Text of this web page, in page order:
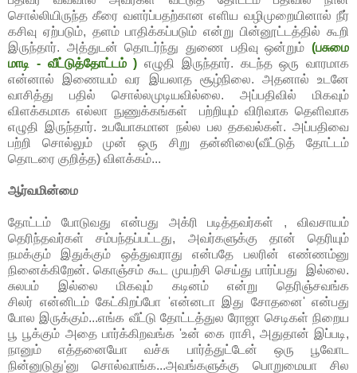
சொல்லியிருந்த கீரை வளர்ப்பதற்கான எளிய வழிமுறையினால் நீர்
கசிவு ஏற்படும், தளம் பாதிக்கப்படும் என்று பின்னூட்டத்தில் கூறி
இருந்தார். அத்துடன் தொடர்ந்து துணை பதிவு ஒன்றும் (பசுமை
மாடி - வீட்டுத்தோட்டம் ) எழுதி இருந்தார். கடந்த ஒரு வாரமாக
என்னால் இணையம் வர இயலாத சூழ்நிலை. அதனால் உடனே
வாசித்து பதில் சொல்லமுடியவில்லை. அப்பதிவில் மிகவும்
விளக்கமாக எல்லா நுணுக்கங்கள் பற்றியும் விரிவாக தெளிவாக
எழுதி இருந்தார். உபயோகமான நல்ல பல தகவல்கள். அப்பதிவை
பற்றி சொல்லும் முன் ஒரு சிறு தன்னிலை(வீட்டுத் தோட்டம்
தொடரை குறித்த) விளக்கம்...
ஆர்வமின்மை
தோட்டம் போடுவது என்பது அக்ரி படித்தவர்கள் , விவசாயம்
தெரிந்தவர்கள் சம்பந்தப்பட்டது, அவர்களுக்கு தான் தெரியும்
நமக்கும் இதுக்கும் ஒத்துவராது என்பதே பலரின் எண்ணம்னு
நினைக்கிறேன். கொஞ்சம் கூட முயற்சி செய்து பார்ப்பது இல்லை.
சுலபம் இல்லை மிகவும் கடினம் என்று தெரிஞ்சவங்க
சிலர் என்னிடம் கேட்கிறப்போ 'என்னடா இது சோதனை' என்பது
போல இருக்கும்...எங்க வீட்டு தோட்டத்துல ரோஜா செடிகள் நிறைய
பூ பூக்கும் அதை பார்க்கிறவங்க 'உன் கை ராசி, அதுதான் இப்படி,
நானும் எத்தனையோ வச்சு பார்த்துட்டேன் ஒரு பூவோட
நின்னுடுது'னு சொல்வாங்க...அவங்களுக்கு பொறுமையா சில